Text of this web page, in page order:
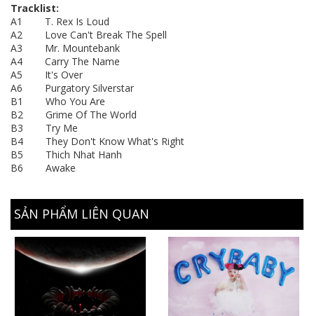
Tracklist:
A1 T. Rex Is Loud
A2 Love Can't Break The Spell
A3 Mr. Mountebank
A4 Carry The Name
A5 It's Over
A6 Purgatory Silverstar
B1 Who You Are
B2 Grime Of The World
B3 Try Me
B4 They Don't Know What's Right
B5 Thich Nhat Hanh
B6 Awake
SẢN PHẨM LIÊN QUAN